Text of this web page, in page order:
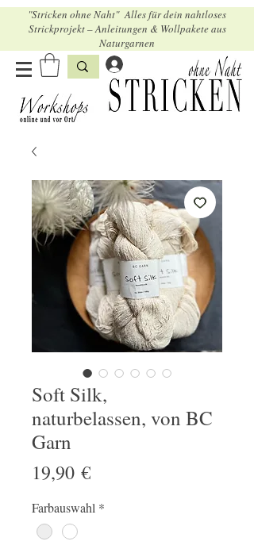
"Stricken ohne Naht" Alles für dein nahtloses
Strickprojekt – Anleitungen & Wollpakete aus
Naturgarnen
Soft Silk,
naturbelassen, von BC
Garn
19,90 €Preis
Farbauswahl *